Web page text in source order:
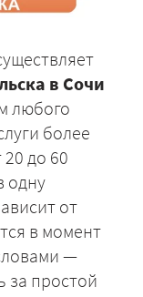
в Сочи
любого
более
до 60
одну
от
в момент
—
за простой